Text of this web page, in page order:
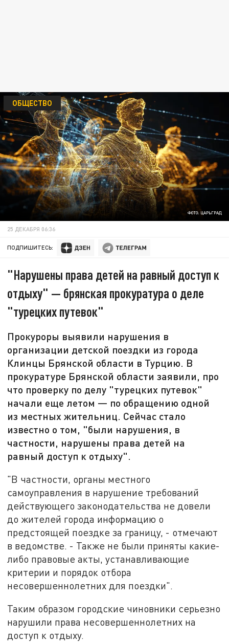
ФОТО: ЦАРЬГРАД
ОБЩЕСТВО
25 ДЕКАБРЯ 06:36
ПОДПИШИТЕСЬ:
"Нарушены права детей на равный доступ к
отдыху" — брянская прокуратура о деле
"турецких путевок"
Прокуроры выявили нарушения в
организации детской поездки из города
Клинцы Брянской области в Турцию. В
прокуратуре Брянской области заявили, про
что проверку по делу "турецких путевок"
начали еще летом — по обращению одной
из местных жительниц. Сейчас стало
известно о том, "были нарушения, в
частности, нарушены права детей на
равный доступ к отдыху".
"В частности, органы местного
самоуправления в нарушение требований
действующего законодательства не довели
до жителей города информацию о
предстоящей поездке за границу, - отмечают
в ведомстве. - Также не были приняты какие-
либо правовые акты, устанавливающие
критерии и порядок отбора
несовершеннолетних для поездки".
Таким образом городские чиновники серьезно
нарушили права несовершеннолетних на
доступ к отдыху.